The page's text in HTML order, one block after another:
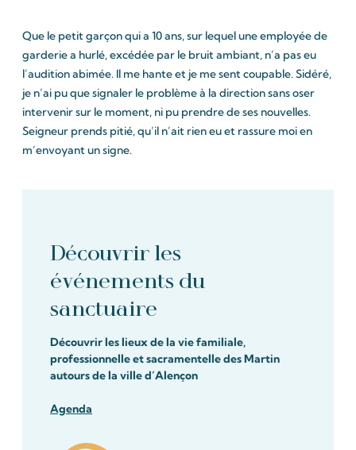
Que le petit garçon qui a 10 ans, sur lequel une employée de
garderie a hurlé, excédée par le bruit ambiant, n’a pas eu
l’audition abimée. Il me hante et je me sent coupable. Sidéré,
je n’ai pu que signaler le problème à la direction sans oser
intervenir sur le moment, ni pu prendre de ses nouvelles.
Seigneur prends pitié, qu’il n’ait rien eu et rassure moi en
m’envoyant un signe.
Découvrir les
événements du
sanctuaire
Découvrir les lieux de la vie familiale,
professionnelle et sacramentelle des Martin
autours de la ville d’Alençon
Agenda